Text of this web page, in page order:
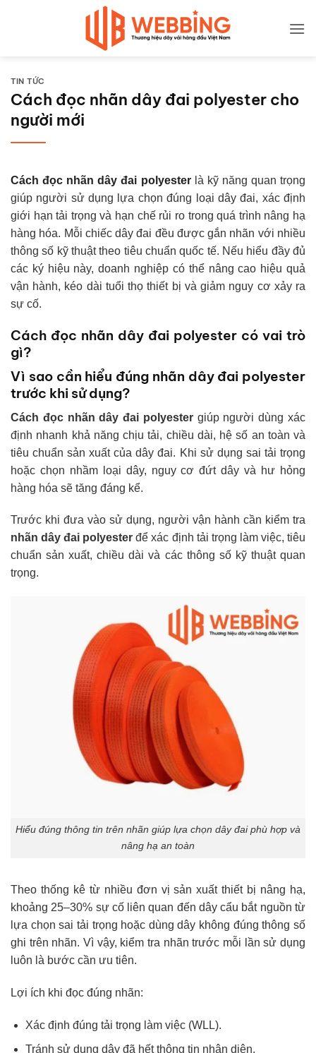
TIN TỨC
Cách đọc nhãn dây đai polyester cho
người mới
Cách đọc nhãn dây đai polyesterlà kỹ năng quan trọng
giúp người sử dụng lựa chọn đúng loại dây đai, xác định
giới hạn tải trọng và hạn chế rủi ro trong quá trình nâng hạ
hàng hóa. Mỗi chiếc dây đai đều được gắn nhãn với nhiều
thông số kỹ thuật theo tiêu chuẩn quốc tế. Nếu hiểu đầy đủ
các ký hiệu này, doanh nghiệp có thể nâng cao hiệu quả
vận hành, kéo dài tuổi thọ thiết bị và giảm nguy cơ xảy ra
sự cố.
Cách đọc nhãn dây đai polyester có vai trò
gì?
Vì sao cần hiểu đúng nhãn dây đai polyester
trước khi sử dụng?
Cách đọc nhãn dây đai polyestergiúp người dùng xác
định nhanh khả năng chịu tải, chiều dài, hệ số an toàn và
tiêu chuẩn sản xuất của dây đai. Khi sử dụng sai tải trọng
hoặc chọn nhầm loại dây, nguy cơ đứt dây và hư hỏng
hàng hóa sẽ tăng đáng kể.
Trước khi đưa vào sử dụng, người vận hành cần kiểm tra
nhãn dây đai polyester để xác định tải trọng làm việc, tiêu
chuẩn sản xuất, chiều dài và các thông số kỹ thuật quan
trọng.
Hiểu đúng thông tin trên nhãn giúp lựa chọn dây đai phù hợp và
nâng hạ an toàn
Theo thống kê từ nhiều đơn vị sản xuất thiết bị nâng hạ,
khoảng 25–30% sự cố liên quan đến dây cẩu bắt nguồn từ
lựa chọn sai tải trọng hoặc dùng dây không đúng thông số
ghi trên nhãn. Vì vậy, kiểm tra nhãn trước mỗi lần sử dụng
luôn là bước cần ưu tiên.
Lợi ích khi đọc đúng nhãn:
Xác định đúng tải trọng làm việc (WLL).
Tránh sử dụng dây đã hết thông tin nhận diện.